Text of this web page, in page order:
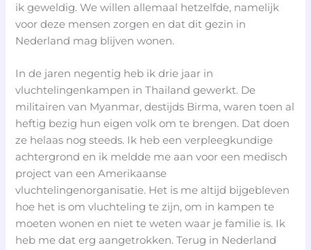
ik geweldig. We willen allemaal hetzelfde, namelijk
voor deze mensen zorgen en dat dit gezin in
Nederland mag blijven wonen.
In de jaren negentig heb ik drie jaar in
vluchtelingenkampen in Thailand gewerkt. De
militairen van Myanmar, destijds Birma, waren toen al
heftig bezig hun eigen volk om te brengen. Dat doen
ze helaas nog steeds. Ik heb een verpleegkundige
achtergrond en ik meldde me aan voor een medisch
project van een Amerikaanse
vluchtelingenorganisatie. Het is me altijd bijgebleven
hoe het is om vluchteling te zijn, om in kampen te
moeten wonen en niet te weten waar je familie is. Ik
heb me dat erg aangetrokken. Terug in Nederland